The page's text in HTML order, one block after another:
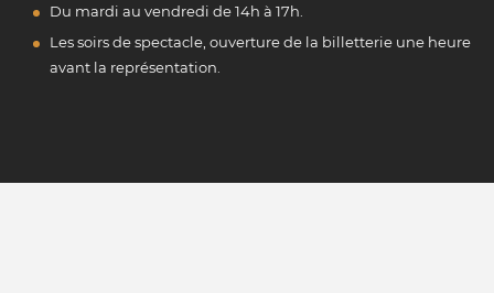
Du mardi au vendredi de 14h à 17h.
Les soirs de spectacle, ouverture de la billetterie une heure
avant la représentation.